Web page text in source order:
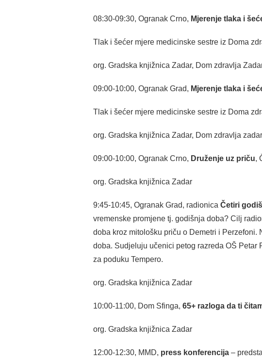
08:30-09:30, Ogranak Crno, Mjerenje tlaka i
Tlak i šećer mjere medicinske sestre iz Doma
org. Gradska knjižnica Zadar, Dom zdravlja
09:00-10:00, Ogranak Grad, Mjerenje tlaka i
Tlak i šećer mjere medicinske sestre iz Doma
org. Gradska knjižnica Zadar, Dom zdravlja
09:00-10:00, Ogranak Crno, Druženje uz priču,
org. Gradska knjižnica Zadar
9:45-10:45, Ogranak Grad, radionica Četiri
vremenske promjene tj. godišnja doba? Cilj
doba kroz mitološku priču o Demetri i
doba. Sudjeluju učenici petog razreda OŠ Petar
za poduku Tempero.
org. Gradska knjižnica Zadar
10:00-11:00, Dom Sfinga, 65+ razloga da ti
org. Gradska knjižnica Zadar
12:00-12:30, MMD, press konferencija –